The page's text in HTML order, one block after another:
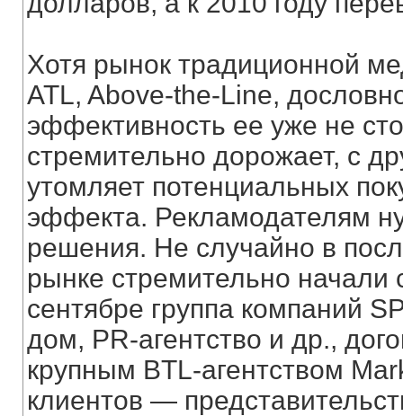
Хотя рынок традиционной
ATL, Above-the-Line,
эффективность ее уже не
стремительно дорожает, с
утомляет потенциальных
эффекта. Рекламодателям
решения. Не случайно в
рынке стремительно начали
сентябре группа компаний
дом, PR-агентство и др.,
крупным BTL-агентством
клиентов —